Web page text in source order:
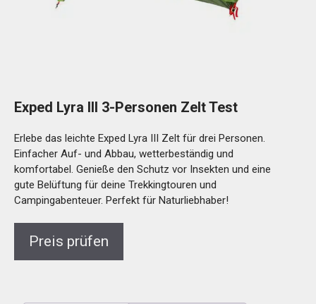
Exped Lyra III 3-Personen Zelt Test
Erlebe das leichte Exped Lyra III Zelt für drei Personen.
Einfacher Auf- und Abbau, wetterbeständig und
komfortabel. Genieße den Schutz vor Insekten und eine
gute Belüftung für deine Trekkingtouren und
Campingabenteuer. Perfekt für Naturliebhaber!
Preis prüfen